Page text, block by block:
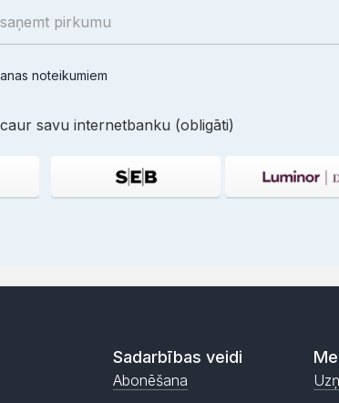
noteikumiem
savu internetbanku (obligāti)
Sadarbības veidi
Abonēšana